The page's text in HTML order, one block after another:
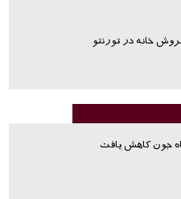
جون کاهش یافت